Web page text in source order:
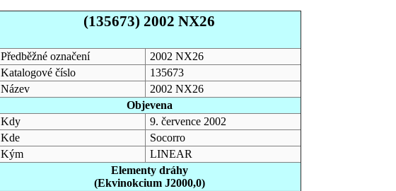
(135673) 2002 NX26
Předběžné označení
2002 NX26
Katalogové číslo
135673
Název
2002 NX26
Objevena
Kdy
9. července 2002
Kde
Socorro
Kým
LINEAR
Elementy dráhy
(Ekvinokcium J2000,0)